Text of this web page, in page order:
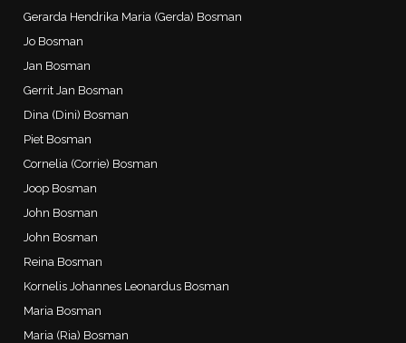
Gerarda Hendrika Maria (Gerda) Bosman
Jo Bosman
Jan Bosman
Gerrit Jan Bosman
Dina (Dini) Bosman
Piet Bosman
Cornelia (Corrie) Bosman
Joop Bosman
John Bosman
John Bosman
Reina Bosman
Kornelis Johannes Leonardus Bosman
Maria Bosman
Maria (Ria) Bosman